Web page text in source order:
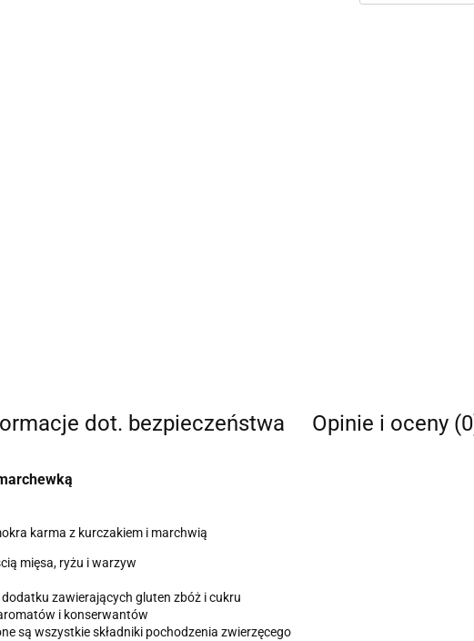
dot. bezpieczeństwa Opinie i oceny
karma z kurczakiem i marchwią
mięsa, ryżu i warzyw
zawierających gluten zbóż i cukru
i konserwantów
są wszystkie składniki pochodzenia zwierzęcego